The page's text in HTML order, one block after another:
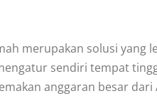
merupakan solusi yang
sendiri tempat
anggaran besar dari